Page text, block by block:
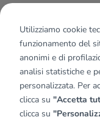
Utilizziamo cookie
funzionamento del
anonimi e di
analisi statistiche e
personalizzata. Per
clicca su "Accetta
clicca su